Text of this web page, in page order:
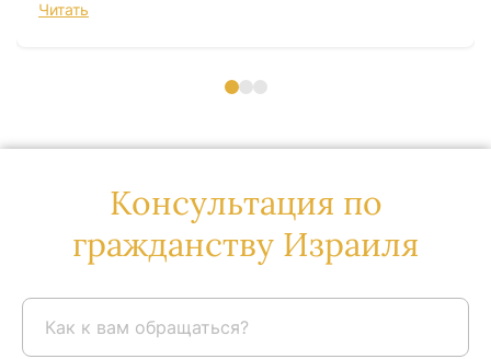
Читать
Консультация по
гражданству Израиля